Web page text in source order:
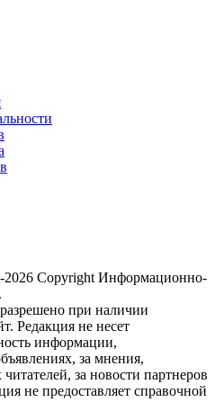
Copyright Информационно-
при наличии
Редакция не несет
информации,
за мнения,
за новости партнеров
не предоставляет справочной